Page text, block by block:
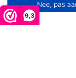
9,3
Nee, pas